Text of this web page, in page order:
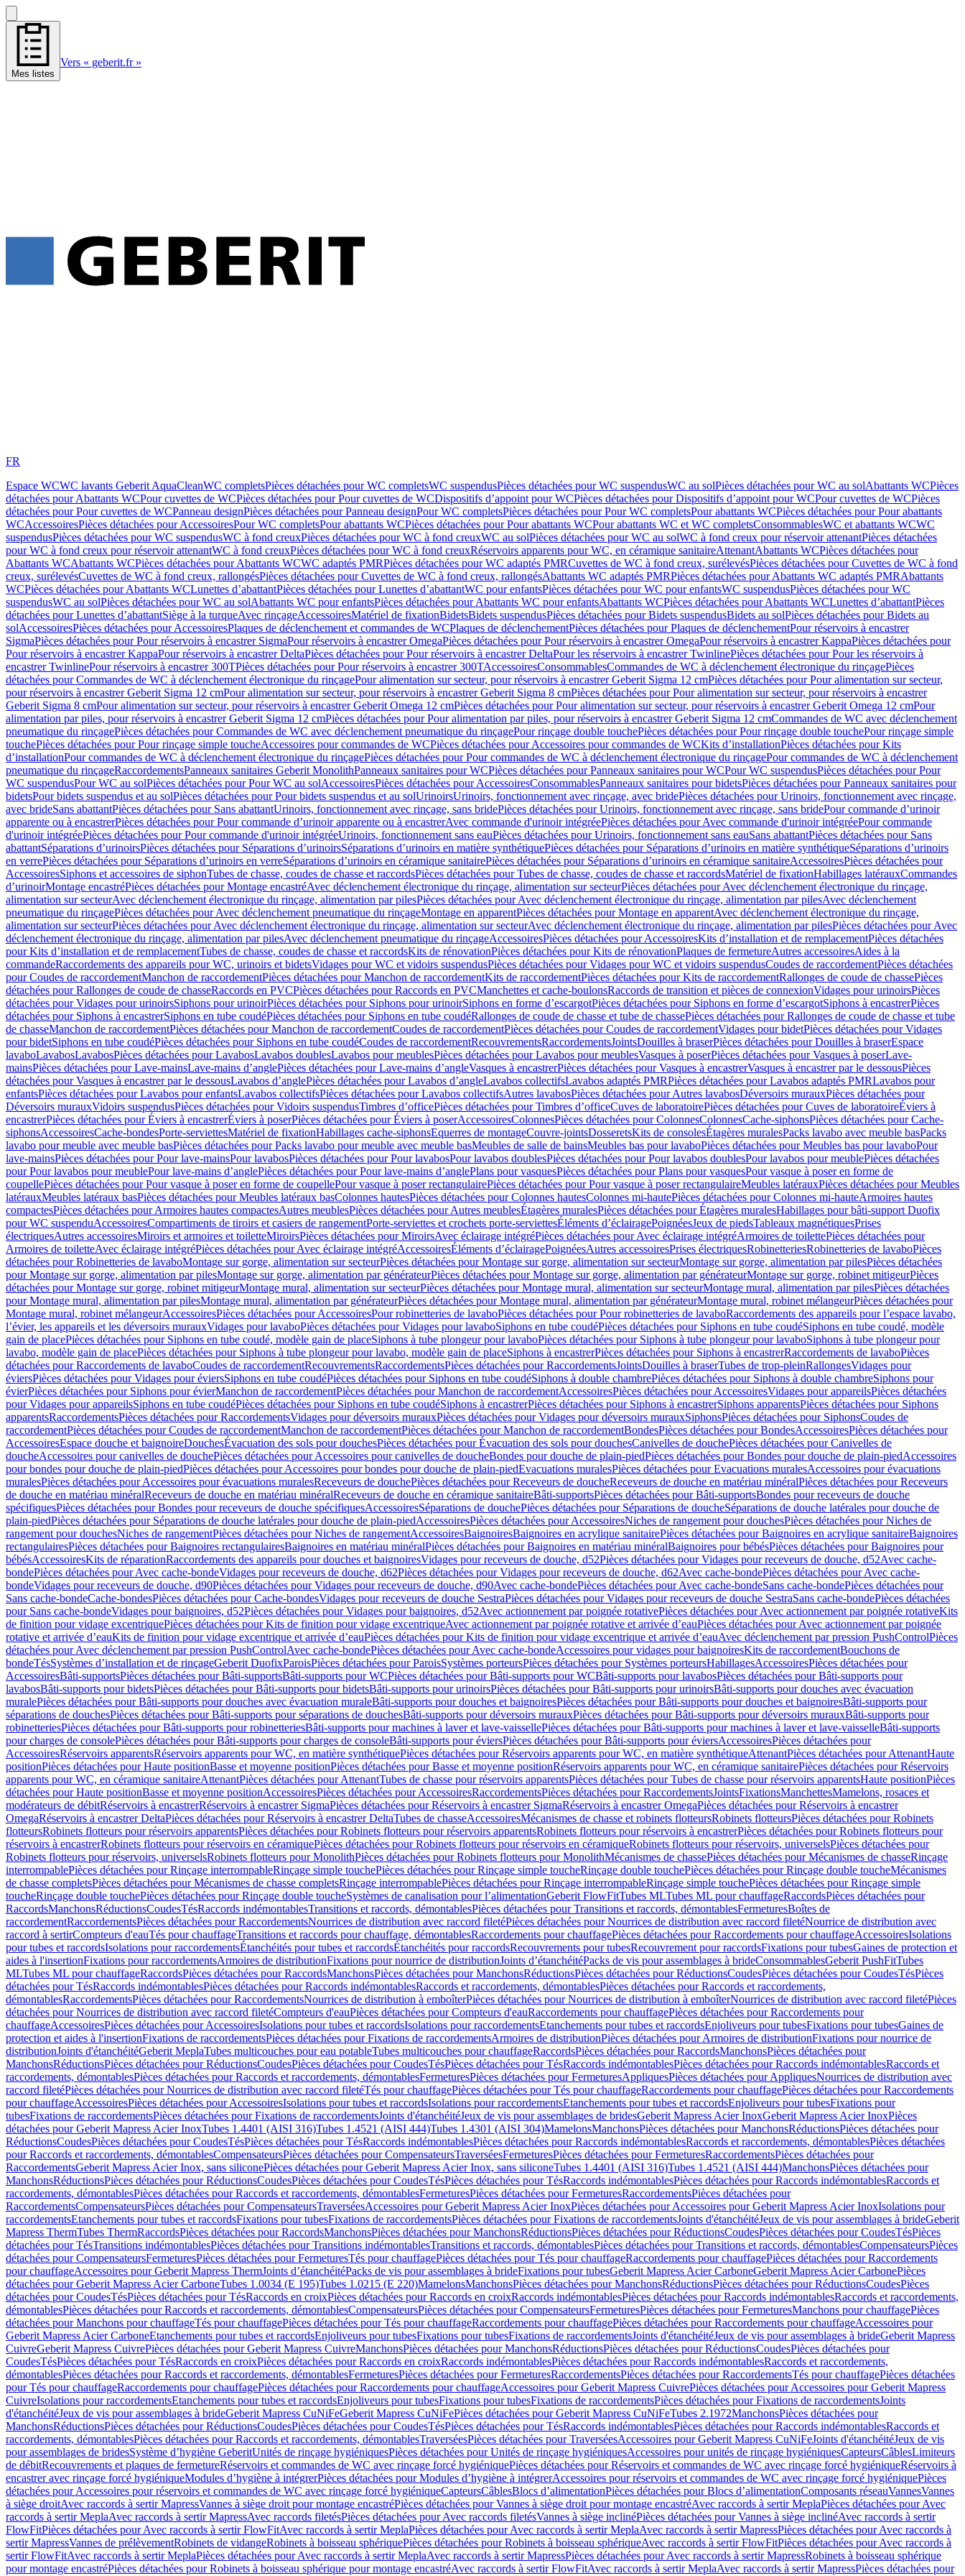
Mes listes
Vers « geberit.fr »
FR
Espace WCWC lavants Geberit AquaCleanWC completsPièces détachées pour WC completsWC suspendusPièces détachées pour WC suspendusWC au solPièces détachées pour WC au solAbattants WCPièces
détachées pour Abattants WCPour cuvettes de WCPièces détachées pour Pour cuvettes de WCDispositifs d’appoint pour WCPièces détachées pour Dispositifs d’appoint pour WCPour cuvettes de WCPièces
détachées pour Pour cuvettes de WCPanneau designPièces détachées pour Panneau designPour WC completsPièces détachées pour Pour WC completsPour abattants WCPièces détachées pour Pour abattants
WCAccessoiresPièces détachées pour AccessoiresPour WC completsPour abattants WCPièces détachées pour Pour abattants WCPour abattants WC et WC completsConsommablesWC et abattants WCWC
suspendusPièces détachées pour WC suspendusWC à fond creuxPièces détachées pour WC à fond creuxWC au solPièces détachées pour WC au solWC à fond creux pour réservoir attenantPièces détachées
pour WC à fond creux pour réservoir attenantWC à fond creuxPièces détachées pour WC à fond creuxRéservoirs apparents pour WC, en céramique sanitaireAttenantAbattants WCPièces détachées pour
Abattants WCAbattants WCPièces détachées pour Abattants WCWC adaptés PMRPièces détachées pour WC adaptés PMRCuvettes de WC à fond creux, surélevésPièces détachées pour Cuvettes de WC à fond
creux, surélevésCuvettes de WC à fond creux, rallongésPièces détachées pour Cuvettes de WC à fond creux, rallongésAbattants WC adaptés PMRPièces détachées pour Abattants WC adaptés PMRAbattants
WCPièces détachées pour Abattants WCLunettes d’abattantPièces détachées pour Lunettes d’abattantWC pour enfantsPièces détachées pour WC pour enfantsWC suspendusPièces détachées pour WC
suspendusWC au solPièces détachées pour WC au solAbattants WC pour enfantsPièces détachées pour Abattants WC pour enfantsAbattants WCPièces détachées pour Abattants WCLunettes d’abattantPièces
détachées pour Lunettes d’abattantSiège à la turqueAvec rinçageAccessoiresMatériel de fixationBidetsBidets suspendusPièces détachées pour Bidets suspendusBidets au solPièces détachées pour Bidets au
solAccessoiresPièces détachées pour AccessoiresPlaques de déclenchement et commandes de WCPlaques de déclenchementPièces détachées pour Plaques de déclenchementPour réservoirs à encastrer
SigmaPièces détachées pour Pour réservoirs à encastrer SigmaPour réservoirs à encastrer OmegaPièces détachées pour Pour réservoirs à encastrer OmegaPour réservoirs à encastrer KappaPièces détachées pour
Pour réservoirs à encastrer KappaPour réservoirs à encastrer DeltaPièces détachées pour Pour réservoirs à encastrer DeltaPour les réservoirs à encastrer TwinlinePièces détachées pour Pour les réservoirs à
encastrer TwinlinePour réservoirs à encastrer 300TPièces détachées pour Pour réservoirs à encastrer 300TAccessoiresConsommablesCommandes de WC à déclenchement électronique du rinçagePièces
détachées pour Commandes de WC à déclenchement électronique du rinçagePour alimentation sur secteur, pour réservoirs à encastrer Geberit Sigma 12 cmPièces détachées pour Pour alimentation sur secteur,
pour réservoirs à encastrer Geberit Sigma 12 cmPour alimentation sur secteur, pour réservoirs à encastrer Geberit Sigma 8 cmPièces détachées pour Pour alimentation sur secteur, pour réservoirs à encastrer
Geberit Sigma 8 cmPour alimentation sur secteur, pour réservoirs à encastrer Geberit Omega 12 cmPièces détachées pour Pour alimentation sur secteur, pour réservoirs à encastrer Geberit Omega 12 cmPour
alimentation par piles, pour réservoirs à encastrer Geberit Sigma 12 cmPièces détachées pour Pour alimentation par piles, pour réservoirs à encastrer Geberit Sigma 12 cmCommandes de WC avec déclenchement
pneumatique du rinçagePièces détachées pour Commandes de WC avec déclenchement pneumatique du rinçagePour rinçage double touchePièces détachées pour Pour rinçage double touchePour rinçage simple
touchePièces détachées pour Pour rinçage simple toucheAccessoires pour commandes de WCPièces détachées pour Accessoires pour commandes de WCKits d’installationPièces détachées pour Kits
d’installationPour commandes de WC à déclenchement électronique du rinçagePièces détachées pour Pour commandes de WC à déclenchement électronique du rinçagePour commandes de WC à déclenchement
pneumatique du rinçageRaccordementsPanneaux sanitaires Geberit MonolithPanneaux sanitaires pour WCPièces détachées pour Panneaux sanitaires pour WCPour WC suspendusPièces détachées pour Pour
WC suspendusPour WC au solPièces détachées pour Pour WC au solAccessoiresPièces détachées pour AccessoiresConsommablesPanneaux sanitaires pour bidetsPièces détachées pour Panneaux sanitaires pour
bidetsPour bidets suspendus et au solPièces détachées pour Pour bidets suspendus et au solUrinoirsUrinoirs, fonctionnement avec rinçage, avec bridePièces détachées pour Urinoirs, fonctionnement avec rinçage,
avec brideSans abattantPièces détachées pour Sans abattantUrinoirs, fonctionnement avec rinçage, sans bridePièces détachées pour Urinoirs, fonctionnement avec rinçage, sans bridePour commande d’urinoir
apparente ou à encastrerPièces détachées pour Pour commande d’urinoir apparente ou à encastrerAvec commande d'urinoir intégréePièces détachées pour Avec commande d'urinoir intégréePour commande
d'urinoir intégréePièces détachées pour Pour commande d'urinoir intégréeUrinoirs, fonctionnement sans eauPièces détachées pour Urinoirs, fonctionnement sans eauSans abattantPièces détachées pour Sans
abattantSéparations d’urinoirsPièces détachées pour Séparations d’urinoirsSéparations d’urinoirs en matière synthétiquePièces détachées pour Séparations d’urinoirs en matière synthétiqueSéparations d’urinoirs
en verrePièces détachées pour Séparations d’urinoirs en verreSéparations d’urinoirs en céramique sanitairePièces détachées pour Séparations d’urinoirs en céramique sanitaireAccessoiresPièces détachées pour
AccessoiresSiphons et accessoires de siphonTubes de chasse, coudes de chasse et raccordsPièces détachées pour Tubes de chasse, coudes de chasse et raccordsMatériel de fixationHabillages latérauxCommandes
dʼurinoirMontage encastréPièces détachées pour Montage encastréAvec déclenchement électronique du rinçage, alimentation sur secteurPièces détachées pour Avec déclenchement électronique du rinçage,
alimentation sur secteurAvec déclenchement électronique du rinçage, alimentation par pilesPièces détachées pour Avec déclenchement électronique du rinçage, alimentation par pilesAvec déclenchement
pneumatique du rinçagePièces détachées pour Avec déclenchement pneumatique du rinçageMontage en apparentPièces détachées pour Montage en apparentAvec déclenchement électronique du rinçage,
alimentation sur secteurPièces détachées pour Avec déclenchement électronique du rinçage, alimentation sur secteurAvec déclenchement électronique du rinçage, alimentation par pilesPièces détachées pour Avec
déclenchement électronique du rinçage, alimentation par pilesAvec déclenchement pneumatique du rinçageAccessoiresPièces détachées pour AccessoiresKits d’installation et de remplacementPièces détachées
pour Kits d’installation et de remplacementTubes de chasse, coudes de chasse et raccordsKits de rénovationPièces détachées pour Kits de rénovationPlaques de fermetureAutres accessoiresAides à la
commandeRaccordements des appareils pour WC, urinoirs et bidetsVidages pour WC et vidoirs suspendusPièces détachées pour Vidages pour WC et vidoirs suspendusCoudes de raccordementPièces détachées
pour Coudes de raccordementManchon de raccordementPièces détachées pour Manchon de raccordementKits de raccordementPièces détachées pour Kits de raccordementRallonges de coude de chassePièces
détachées pour Rallonges de coude de chasseRaccords en PVCPièces détachées pour Raccords en PVCManchettes et cache-boulonsRaccords de transition et pièces de connexionVidages pour urinoirsPièces
détachées pour Vidages pour urinoirsSiphons pour urinoirPièces détachées pour Siphons pour urinoirSiphons en forme d’escargotPièces détachées pour Siphons en forme d’escargotSiphons à encastrerPièces
détachées pour Siphons à encastrerSiphons en tube coudéPièces détachées pour Siphons en tube coudéRallonges de coude de chasse et tube de chassePièces détachées pour Rallonges de coude de chasse et tube
de chasseManchon de raccordementPièces détachées pour Manchon de raccordementCoudes de raccordementPièces détachées pour Coudes de raccordementVidages pour bidetPièces détachées pour Vidages
pour bidetSiphons en tube coudéPièces détachées pour Siphons en tube coudéCoudes de raccordementRecouvrementsRaccordementsJointsDouilles à braserPièces détachées pour Douilles à braserEspace
lavaboLavabosLavabosPièces détachées pour LavabosLavabos doublesLavabos pour meublesPièces détachées pour Lavabos pour meublesVasques à poserPièces détachées pour Vasques à poserLave-
mainsPièces détachées pour Lave-mainsLave-mains d’anglePièces détachées pour Lave-mains d’angleVasques à encastrerPièces détachées pour Vasques à encastrerVasques à encastrer par le dessousPièces
détachées pour Vasques à encastrer par le dessousLavabos d’anglePièces détachées pour Lavabos d’angleLavabos collectifsLavabos adaptés PMRPièces détachées pour Lavabos adaptés PMRLavabos pour
enfantsPièces détachées pour Lavabos pour enfantsLavabos collectifsPièces détachées pour Lavabos collectifsAutres lavabosPièces détachées pour Autres lavabosDéversoirs murauxPièces détachées pour
Déversoirs murauxVidoirs suspendusPièces détachées pour Vidoirs suspendusTimbres dʼofficePièces détachées pour Timbres dʼofficeCuves de laboratoirePièces détachées pour Cuves de laboratoireÉviers à
encastrerPièces détachées pour Éviers à encastrerÉviers à poserPièces détachées pour Éviers à poserAccessoiresColonnesPièces détachées pour ColonnesColonnesCache-siphonsPièces détachées pour Cache-
siphonsAccessoiresCache-bondesPorte-serviettesMatériel de fixationHabillages cache-siphonsEquerres de montageCouvre-jointsDosseretsKits de consolesÉtagères muralesPacks lavabo avec meuble basPacks
lavabo pour meuble avec meuble basPièces détachées pour Packs lavabo pour meuble avec meuble basMeubles de salle de bainsMeubles bas pour lavaboPièces détachées pour Meubles bas pour lavaboPour
lave-mainsPièces détachées pour Pour lave-mainsPour lavabosPièces détachées pour Pour lavabosPour lavabos doublesPièces détachées pour Pour lavabos doublesPour lavabos pour meublePièces détachées
pour Pour lavabos pour meublePour lave-mains d’anglePièces détachées pour Pour lave-mains d’anglePlans pour vasquesPièces détachées pour Plans pour vasquesPour vasque à poser en forme de
coupellePièces détachées pour Pour vasque à poser en forme de coupellePour vasque à poser rectangulairePièces détachées pour Pour vasque à poser rectangulaireMeubles latérauxPièces détachées pour Meubles
latérauxMeubles latéraux basPièces détachées pour Meubles latéraux basColonnes hautesPièces détachées pour Colonnes hautesColonnes mi-hautePièces détachées pour Colonnes mi-hauteArmoires hautes
compactesPièces détachées pour Armoires hautes compactesAutres meublesPièces détachées pour Autres meublesÉtagères muralesPièces détachées pour Étagères muralesHabillages pour bâti-support Duofix
pour WC suspenduAccessoiresCompartiments de tiroirs et casiers de rangementPorte-serviettes et crochets porte-serviettesÉléments d’éclairagePoignéesJeux de piedsTableaux magnétiquesPrises
électriquesAutres accessoiresMiroirs et armoires et toiletteMiroirsPièces détachées pour MiroirsAvec éclairage intégréPièces détachées pour Avec éclairage intégréArmoires de toilettePièces détachées pour
Armoires de toiletteAvec éclairage intégréPièces détachées pour Avec éclairage intégréAccessoiresÉléments d’éclairagePoignéesAutres accessoiresPrises électriquesRobinetteriesRobinetteries de lavaboPièces
détachées pour Robinetteries de lavaboMontage sur gorge, alimentation sur secteurPièces détachées pour Montage sur gorge, alimentation sur secteurMontage sur gorge, alimentation par pilesPièces détachées
pour Montage sur gorge, alimentation par pilesMontage sur gorge, alimentation par générateurPièces détachées pour Montage sur gorge, alimentation par générateurMontage sur gorge, robinet mitigeurPièces
détachées pour Montage sur gorge, robinet mitigeurMontage mural, alimentation sur secteurPièces détachées pour Montage mural, alimentation sur secteurMontage mural, alimentation par pilesPièces détachées
pour Montage mural, alimentation par pilesMontage mural, alimentation par générateurPièces détachées pour Montage mural, alimentation par générateurMontage mural, robinet mélangeurPièces détachées pour
Montage mural, robinet mélangeurAccessoiresPièces détachées pour AccessoiresPour robinetteries de lavaboPièces détachées pour Pour robinetteries de lavaboRaccordements des appareils pour l’espace lavabo,
l’évier, les appareils et les déversoirs murauxVidages pour lavaboPièces détachées pour Vidages pour lavaboSiphons en tube coudéPièces détachées pour Siphons en tube coudéSiphons en tube coudé, modèle
gain de placePièces détachées pour Siphons en tube coudé, modèle gain de placeSiphons à tube plongeur pour lavaboPièces détachées pour Siphons à tube plongeur pour lavaboSiphons à tube plongeur pour
lavabo, modèle gain de placePièces détachées pour Siphons à tube plongeur pour lavabo, modèle gain de placeSiphons à encastrerPièces détachées pour Siphons à encastrerRaccordements de lavaboPièces
détachées pour Raccordements de lavaboCoudes de raccordementRecouvrementsRaccordementsPièces détachées pour RaccordementsJointsDouilles à braserTubes de trop-pleinRallongesVidages pour
éviersPièces détachées pour Vidages pour éviersSiphons en tube coudéPièces détachées pour Siphons en tube coudéSiphons à double chambrePièces détachées pour Siphons à double chambreSiphons pour
évierPièces détachées pour Siphons pour évierManchon de raccordementPièces détachées pour Manchon de raccordementAccessoiresPièces détachées pour AccessoiresVidages pour appareilsPièces détachées
pour Vidages pour appareilsSiphons en tube coudéPièces détachées pour Siphons en tube coudéSiphons à encastrerPièces détachées pour Siphons à encastrerSiphons apparentsPièces détachées pour Siphons
apparentsRaccordementsPièces détachées pour RaccordementsVidages pour déversoirs murauxPièces détachées pour Vidages pour déversoirs murauxSiphonsPièces détachées pour SiphonsCoudes de
raccordementPièces détachées pour Coudes de raccordementManchon de raccordementPièces détachées pour Manchon de raccordementBondesPièces détachées pour BondesAccessoiresPièces détachées pour
AccessoiresEspace douche et baignoireDouchesÉvacuation des sols pour douchesPièces détachées pour Évacuation des sols pour douchesCanivelles de douchePièces détachées pour Canivelles de
doucheAccessoires pour canivelles de douchePièces détachées pour Accessoires pour canivelles de doucheBondes pour douche de plain-piedPièces détachées pour Bondes pour douche de plain-piedAccessoires
pour bondes pour douche de plain-piedPièces détachées pour Accessoires pour bondes pour douche de plain-piedEvacuations muralesPièces détachées pour Evacuations muralesAccessoires pour évacuations
muralesPièces détachées pour Accessoires pour évacuations muralesReceveurs de douchePièces détachées pour Receveurs de doucheReceveurs de douche en matériau minéralPièces détachées pour Receveurs
de douche en matériau minéralReceveurs de douche en matériau minéralReceveurs de douche en céramique sanitaireBâti-supportsPièces détachées pour Bâti-supportsBondes pour receveurs de douche
spécifiquesPièces détachées pour Bondes pour receveurs de douche spécifiquesAccessoiresSéparations de douchePièces détachées pour Séparations de doucheSéparations de douche latérales pour douche de
plain-piedPièces détachées pour Séparations de douche latérales pour douche de plain-piedAccessoiresPièces détachées pour AccessoiresNiches de rangement pour douchesPièces détachées pour Niches de
rangement pour douchesNiches de rangementPièces détachées pour Niches de rangementAccessoiresBaignoiresBaignoires en acrylique sanitairePièces détachées pour Baignoires en acrylique sanitaireBaignoires
rectangulairesPièces détachées pour Baignoires rectangulairesBaignoires en matériau minéralPièces détachées pour Baignoires en matériau minéralBaignoires pour bébésPièces détachées pour Baignoires pour
bébésAccessoiresKits de réparationRaccordements des appareils pour douches et baignoiresVidages pour receveurs de douche, d52Pièces détachées pour Vidages pour receveurs de douche, d52Avec cache-
bondePièces détachées pour Avec cache-bondeVidages pour receveurs de douche, d62Pièces détachées pour Vidages pour receveurs de douche, d62Avec cache-bondePièces détachées pour Avec cache-
bondeVidages pour receveurs de douche, d90Pièces détachées pour Vidages pour receveurs de douche, d90Avec cache-bondePièces détachées pour Avec cache-bondeSans cache-bondePièces détachées pour
Sans cache-bondeCache-bondesPièces détachées pour Cache-bondesVidages pour receveurs de douche SestraPièces détachées pour Vidages pour receveurs de douche SestraSans cache-bondePièces détachées
pour Sans cache-bondeVidages pour baignoires, d52Pièces détachées pour Vidages pour baignoires, d52Avec actionnement par poignée rotativePièces détachées pour Avec actionnement par poignée rotativeKits
de finition pour vidage excentriquePièces détachées pour Kits de finition pour vidage excentriqueAvec actionnement par poignée rotative et arrivée d’eauPièces détachées pour Avec actionnement par poignée
rotative et arrivée d’eauKits de finition pour vidage excentrique et arrivée d’eauPièces détachées pour Kits de finition pour vidage excentrique et arrivée d’eauAvec déclenchement par pression PushControlPièces
détachées pour Avec déclenchement par pression PushControlAvec cache-bondePièces détachées pour Avec cache-bondeAccessoires pour vidages pour baignoiresKits de raccordementBouchons de
bondeTésSystèmes d’installation et de rinçageGeberit DuofixParoisPièces détachées pour ParoisSystèmes porteursPièces détachées pour Systèmes porteursHabillagesAccessoiresPièces détachées pour
AccessoiresBâti-supportsPièces détachées pour Bâti-supportsBâti-supports pour WCPièces détachées pour Bâti-supports pour WCBâti-supports pour lavabosPièces détachées pour Bâti-supports pour
lavabosBâti-supports pour bidetsPièces détachées pour Bâti-supports pour bidetsBâti-supports pour urinoirsPièces détachées pour Bâti-supports pour urinoirsBâti-supports pour douches avec évacuation
muralePièces détachées pour Bâti-supports pour douches avec évacuation muraleBâti-supports pour douches et baignoiresPièces détachées pour Bâti-supports pour douches et baignoiresBâti-supports pour
séparations de douchesPièces détachées pour Bâti-supports pour séparations de douchesBâti-supports pour déversoirs murauxPièces détachées pour Bâti-supports pour déversoirs murauxBâti-supports pour
robinetteriesPièces détachées pour Bâti-supports pour robinetteriesBâti-supports pour machines à laver et lave-vaissellePièces détachées pour Bâti-supports pour machines à laver et lave-vaisselleBâti-supports
pour charges de consolePièces détachées pour Bâti-supports pour charges de consoleBâti-supports pour éviersPièces détachées pour Bâti-supports pour éviersAccessoiresPièces détachées pour
AccessoiresRéservoirs apparentsRéservoirs apparents pour WC, en matière synthétiquePièces détachées pour Réservoirs apparents pour WC, en matière synthétiqueAttenantPièces détachées pour AttenantHaute
positionPièces détachées pour Haute positionBasse et moyenne positionPièces détachées pour Basse et moyenne positionRéservoirs apparents pour WC, en céramique sanitairePièces détachées pour Réservoirs
apparents pour WC, en céramique sanitaireAttenantPièces détachées pour AttenantTubes de chasse pour réservoirs apparentsPièces détachées pour Tubes de chasse pour réservoirs apparentsHaute positionPièces
détachées pour Haute positionBasse et moyenne positionAccessoiresPièces détachées pour AccessoiresRaccordementsPièces détachées pour RaccordementsJointsFixationsManchettesMamelons, rosaces et
modérateurs de débitRéservoirs à encastrerRéservoirs à encastrer SigmaPièces détachées pour Réservoirs à encastrer SigmaRéservoirs à encastrer OmegaPièces détachées pour Réservoirs à encastrer
OmegaRéservoirs à encastrer DeltaPièces détachées pour Réservoirs à encastrer DeltaTubes de chasseAccessoiresMécanismes de chasse et robinets flotteursRobinets flotteursPièces détachées pour Robinets
flotteursRobinets flotteurs pour réservoirs apparentsPièces détachées pour Robinets flotteurs pour réservoirs apparentsRobinets flotteurs pour réservoirs à encastrerPièces détachées pour Robinets flotteurs pour
réservoirs à encastrerRobinets flotteurs pour réservoirs en céramiquePièces détachées pour Robinets flotteurs pour réservoirs en céramiqueRobinets flotteurs pour réservoirs, universelsPièces détachées pour
Robinets flotteurs pour réservoirs, universelsRobinets flotteurs pour MonolithPièces détachées pour Robinets flotteurs pour MonolithMécanismes de chassePièces détachées pour Mécanismes de chasseRinçage
interrompablePièces détachées pour Rinçage interrompableRinçage simple touchePièces détachées pour Rinçage simple toucheRinçage double touchePièces détachées pour Rinçage double toucheMécanismes
de chasse completsPièces détachées pour Mécanismes de chasse completsRinçage interrompablePièces détachées pour Rinçage interrompableRinçage simple touchePièces détachées pour Rinçage simple
toucheRinçage double touchePièces détachées pour Rinçage double toucheSystèmes de canalisation pour l’alimentationGeberit FlowFitTubes MLTubes ML pour chauffageRaccordsPièces détachées pour
RaccordsManchonsRéductionsCoudesTésRaccords indémontablesTransitions et raccords, démontablesPièces détachées pour Transitions et raccords, démontablesFermeturesBoîtes de
raccordementRaccordementsPièces détachées pour RaccordementsNourrices de distribution avec raccord filetéPièces détachées pour Nourrices de distribution avec raccord filetéNourrice de distribution avec
raccord à sertirCompteurs d'eauTés pour chauffageTransitions et raccords pour chauffage, démontablesRaccordements pour chauffagePièces détachées pour Raccordements pour chauffageAccessoiresIsolations
pour tubes et raccordsIsolations pour raccordementsÉtanchéités pour tubes et raccordsÉtanchéités pour raccordsRecouvrements pour tubesRecouvrement pour raccordsFixations pour tubesGaines de protection et
aides à l'insertionFixations pour raccordementsArmoires de distributionFixations pour nourrice de distributionJoints d’étanchéitéPacks de vis pour assemblages à brideConsommablesGeberit PushFitTubes
MLTubes ML pour chauffageRaccordsPièces détachées pour RaccordsManchonsPièces détachées pour ManchonsRéductionsPièces détachées pour RéductionsCoudesPièces détachées pour CoudesTésPièces
détachées pour TésRaccords indémontablesPièces détachées pour Raccords indémontablesRaccords et raccordements, démontablesPièces détachées pour Raccords et raccordements,
démontablesRaccordementsPièces détachées pour RaccordementsNourrices de distribution à emboîterPièces détachées pour Nourrices de distribution à emboîterNourrices de distribution avec raccord filetéPièces
détachées pour Nourrices de distribution avec raccord filetéCompteurs d'eauPièces détachées pour Compteurs d'eauRaccordements pour chauffagePièces détachées pour Raccordements pour
chauffageAccessoiresPièces détachées pour AccessoiresIsolations pour tubes et raccordsIsolations pour raccordementsEtanchements pour tubes et raccordsEnjoliveurs pour tubesFixations pour tubesGaines de
protection et aides à l'insertionFixations de raccordementsPièces détachées pour Fixations de raccordementsArmoires de distributionPièces détachées pour Armoires de distributionFixations pour nourrice de
distributionJoints d'étanchéitéGeberit MeplaTubes multicouches pour eau potableTubes multicouches pour chauffageRaccordsPièces détachées pour RaccordsManchonsPièces détachées pour
ManchonsRéductionsPièces détachées pour RéductionsCoudesPièces détachées pour CoudesTésPièces détachées pour TésRaccords indémontablesPièces détachées pour Raccords indémontablesRaccords et
raccordements, démontablesPièces détachées pour Raccords et raccordements, démontablesFermeturesPièces détachées pour FermeturesAppliquesPièces détachées pour AppliquesNourrices de distribution avec
raccord filetéPièces détachées pour Nourrices de distribution avec raccord filetéTés pour chauffagePièces détachées pour Tés pour chauffageRaccordements pour chauffagePièces détachées pour Raccordements
pour chauffageAccessoiresPièces détachées pour AccessoiresIsolations pour tubes et raccordsIsolations pour raccordementsEtanchements pour tubes et raccordsEnjoliveurs pour tubesFixations pour
tubesFixations de raccordementsPièces détachées pour Fixations de raccordementsJoints d'étanchéitéJeux de vis pour assemblages de bridesGeberit Mapress Acier InoxGeberit Mapress Acier InoxPièces
détachées pour Geberit Mapress Acier InoxTubes 1.4401 (AISI 316)Tubes 1.4521 (AISI 444)Tubes 1.4301 (AISI 304)MamelonsManchonsPièces détachées pour ManchonsRéductionsPièces détachées pour
RéductionsCoudesPièces détachées pour CoudesTésPièces détachées pour TésRaccords indémontablesPièces détachées pour Raccords indémontablesRaccords et raccordements, démontablesPièces détachées
pour Raccords et raccordements, démontablesCompensateursPièces détachées pour CompensateursTraverséesFermeturesPièces détachées pour FermeturesRaccordementsPièces détachées pour
RaccordementsGeberit Mapress Acier Inox, sans siliconePièces détachées pour Geberit Mapress Acier Inox, sans siliconeTubes 1.4401 (AISI 316)Tubes 1.4521 (AISI 444)ManchonsPièces détachées pour
ManchonsRéductionsPièces détachées pour RéductionsCoudesPièces détachées pour CoudesTésPièces détachées pour TésRaccords indémontablesPièces détachées pour Raccords indémontablesRaccords et
raccordements, démontablesPièces détachées pour Raccords et raccordements, démontablesFermeturesPièces détachées pour FermeturesRaccordementsPièces détachées pour
RaccordementsCompensateursPièces détachées pour CompensateursTraverséesAccessoires pour Geberit Mapress Acier InoxPièces détachées pour Accessoires pour Geberit Mapress Acier InoxIsolations pour
raccordementsEtanchements pour tubes et raccordsFixations pour tubesFixations de raccordementsPièces détachées pour Fixations de raccordementsJoints d'étanchéitéJeux de vis pour assemblages à brideGeberit
Mapress ThermTubes ThermRaccordsPièces détachées pour RaccordsManchonsPièces détachées pour ManchonsRéductionsPièces détachées pour RéductionsCoudesPièces détachées pour CoudesTésPièces
détachées pour TésTransitions indémontablesPièces détachées pour Transitions indémontablesTransitions et raccords, démontablesPièces détachées pour Transitions et raccords, démontablesCompensateursPièces
détachées pour CompensateursFermeturesPièces détachées pour FermeturesTés pour chauffagePièces détachées pour Tés pour chauffageRaccordements pour chauffagePièces détachées pour Raccordements
pour chauffageAccessoires pour Geberit Mapress ThermJoints d’étanchéitéPacks de vis pour assemblages à brideFixations pour tubesGeberit Mapress Acier CarboneGeberit Mapress Acier CarbonePièces
détachées pour Geberit Mapress Acier CarboneTubes 1.0034 (E 195)Tubes 1.0215 (E 220)MamelonsManchonsPièces détachées pour ManchonsRéductionsPièces détachées pour RéductionsCoudesPièces
détachées pour CoudesTésPièces détachées pour TésRaccords en croixPièces détachées pour Raccords en croixRaccords indémontablesPièces détachées pour Raccords indémontablesRaccords et raccordements,
démontablesPièces détachées pour Raccords et raccordements, démontablesCompensateursPièces détachées pour CompensateursFermeturesPièces détachées pour FermeturesManchons pour chauffagePièces
détachées pour Manchons pour chauffageTés pour chauffagePièces détachées pour Tés pour chauffageRaccordements pour chauffagePièces détachées pour Raccordements pour chauffageAccessoires pour
Geberit Mapress Acier CarboneEtanchements pour tubes et raccordsEnjoliveurs pour tubesFixations pour tubesFixations de raccordementsJoints d'étanchéitéJeux de vis pour assemblages à brideGeberit Mapress
CuivreGeberit Mapress CuivrePièces détachées pour Geberit Mapress CuivreManchonsPièces détachées pour ManchonsRéductionsPièces détachées pour RéductionsCoudesPièces détachées pour
CoudesTésPièces détachées pour TésRaccords en croixPièces détachées pour Raccords en croixRaccords indémontablesPièces détachées pour Raccords indémontablesRaccords et raccordements,
démontablesPièces détachées pour Raccords et raccordements, démontablesFermeturesPièces détachées pour FermeturesRaccordementsPièces détachées pour RaccordementsTés pour chauffagePièces détachées
pour Tés pour chauffageRaccordements pour chauffagePièces détachées pour Raccordements pour chauffageAccessoires pour Geberit Mapress CuivrePièces détachées pour Accessoires pour Geberit Mapress
CuivreIsolations pour raccordementsEtanchements pour tubes et raccordsEnjoliveurs pour tubesFixations pour tubesFixations de raccordementsPièces détachées pour Fixations de raccordementsJoints
d'étanchéitéJeux de vis pour assemblages à brideGeberit Mapress CuNiFeGeberit Mapress CuNiFePièces détachées pour Geberit Mapress CuNiFeTubes 2.1972ManchonsPièces détachées pour
ManchonsRéductionsPièces détachées pour RéductionsCoudesPièces détachées pour CoudesTésPièces détachées pour TésRaccords indémontablesPièces détachées pour Raccords indémontablesRaccords et
raccordements, démontablesPièces détachées pour Raccords et raccordements, démontablesTraverséesPièces détachées pour TraverséesAccessoires pour Geberit Mapress CuNiFeJoints d'étanchéitéJeux de vis
pour assemblages de bridesSystème d’hygiène GeberitUnités de rinçage hygiéniquesPièces détachées pour Unités de rinçage hygiéniquesAccessoires pour unités de rinçage hygiéniquesCapteursCâblesLimiteurs
de débitRecouvrements et plaques de fermetureRéservoirs et commandes de WC avec rinçage forcé hygiéniquePièces détachées pour Réservoirs et commandes de WC avec rinçage forcé hygiéniqueRéservoirs à
encastrer avec rinçage forcé hygiéniqueModules d’hygiène à intégrerPièces détachées pour Modules d’hygiène à intégrerAccessoires pour réservoirs et commandes de WC avec rinçage forcé hygiéniquePièces
détachées pour Accessoires pour réservoirs et commandes de WC avec rinçage forcé hygiéniqueCapteursCâblesBlocs d’alimentationPièces détachées pour Blocs d’alimentationComposants réseauVannesVannes
à siège droitAvec raccords à sertir MapressVannes à siège droit pour montage encastréPièces détachées pour Vannes à siège droit pour montage encastréAvec raccords à sertir MeplaPièces détachées pour Avec
raccords à sertir MeplaAvec raccords à sertir MapressAvec raccords filetésPièces détachées pour Avec raccords filetésVannes à siège inclinéPièces détachées pour Vannes à siège inclinéAvec raccords à sertir
FlowFitPièces détachées pour Avec raccords à sertir FlowFitAvec raccords à sertir MeplaPièces détachées pour Avec raccords à sertir MeplaAvec raccords à sertir MapressPièces détachées pour Avec raccords à
sertir MapressVannes de prélèvementRobinets de vidangeRobinets à boisseau sphériquePièces détachées pour Robinets à boisseau sphériqueAvec raccords à sertir FlowFitPièces détachées pour Avec raccords à
sertir FlowFitAvec raccords à sertir MeplaPièces détachées pour Avec raccords à sertir MeplaAvec raccords à sertir MapressPièces détachées pour Avec raccords à sertir MapressRobinets à boisseau sphérique
pour montage encastréPièces détachées pour Robinets à boisseau sphérique pour montage encastréAvec raccords à sertir FlowFitAvec raccords à sertir MeplaAvec raccords à sertir MapressPièces détachées pour